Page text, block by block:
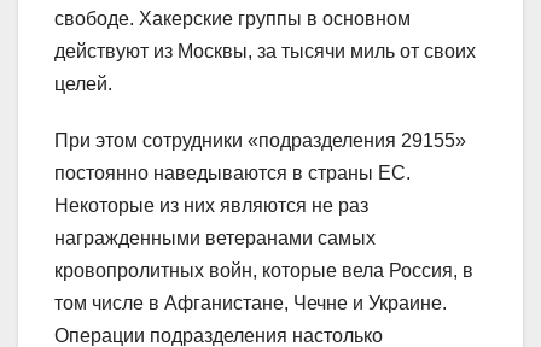
свободе. Хакерские группы в основном
действуют из Москвы, за тысячи миль от своих
целей.
При этом сотрудники «подразделения 29155»
постоянно наведываются в страны ЕС.
Некоторые из них являются не раз
награжденными ветеранами самых
кровопролитных войн, которые вела Россия, в
том числе в Афганистане, Чечне и Украине.
Операции подразделения настолько